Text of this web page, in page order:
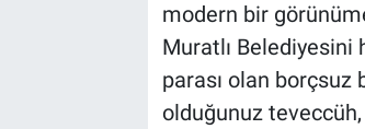
modern bir
Muratlı Belediyesini
parası olan borçsuz
olduğunuz